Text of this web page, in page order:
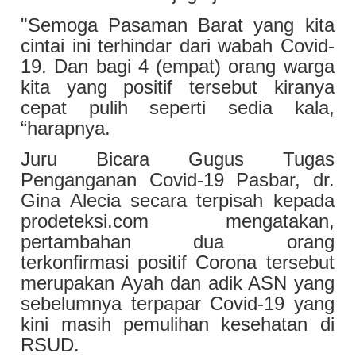
"Semoga Pasaman Barat yang kita
cintai ini terhindar dari wabah Covid-
19. Dan bagi 4 (empat) orang warga
kita yang positif tersebut kiranya
cepat pulih seperti sedia kala,
“harapnya.
Juru Bicara Gugus Tugas
Penganganan Covid-19 Pasbar, dr.
Gina Alecia secara terpisah kepada
prodeteksi.com mengatakan,
pertambahan dua orang
terkonfirmasi positif Corona tersebut
merupakan Ayah dan adik ASN yang
sebelumnya terpapar Covid-19 yang
kini masih pemulihan kesehatan di
RSUD.